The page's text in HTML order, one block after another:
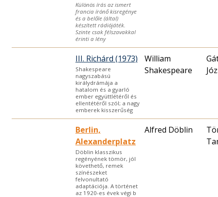
Különös írás az ismert
francia írónő kisregénye
és a belőle (által)
készített rádiójáték.
Szinte csak félszavakkal
érinti a lény
III. Richárd (1973)
Shakespeare
nagyszabású
királydrámája a
hatalom és a gyarló
ember együttlétéről és
ellentétéről szól; a nagy
emberek kisszerűség
William
Shakespeare
Berlin,
Alexanderplatz
Döblin klasszikus
regényének tömör, jól
követhető, remek
színészeket
felvonultató
adaptációja. A történet
az 1920-es évek végi b
Alfred Döblin